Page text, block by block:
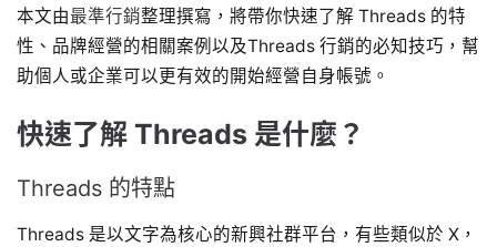
本文由最準行銷整理撰寫，將帶你快速了解 Threads 的特
性、品牌經營的相關案例以及Threads 行銷的必知技巧，幫
助個人或企業可以更有效的開始經營自身帳號。
快速了解 Threads 是什麼？
Threads 的特點
Threads 是以文字為核心的新興社群平台，有些類似於 X，